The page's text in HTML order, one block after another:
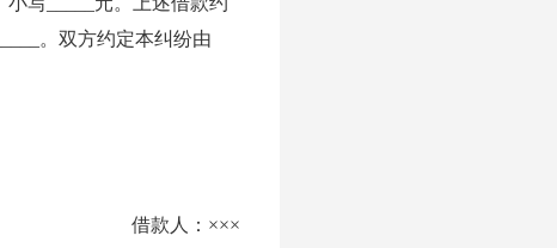
。双方约定本纠纷由
借款人：×××